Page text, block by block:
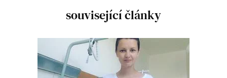
související články